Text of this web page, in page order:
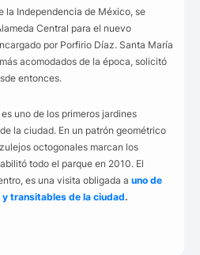
la Independencia de México, se
Central para el nuevo
por Porfirio Díaz. Santa María
acomodados de la época, solicitó
entonces.
es uno de los primeros jardines
la ciudad. En un patrón geométrico
octogonales marcan los
todo el parque en 2010. El
es una visita obligada a uno de
transitables de la ciudad.